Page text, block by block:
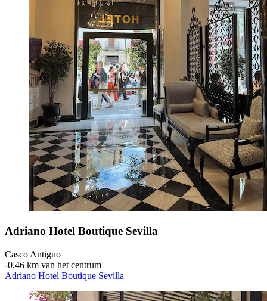
Adriano Hotel Boutique Sevilla
Casco Antiguo
‐0,46 km van het centrum
Adriano Hotel Boutique Sevilla